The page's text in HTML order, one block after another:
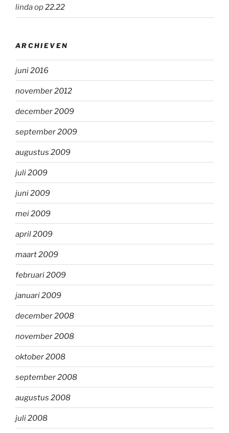
lindaop22.22
ARCHIEVEN
juni 2016
november 2012
december 2009
september 2009
augustus 2009
juli 2009
juni 2009
mei 2009
april 2009
maart 2009
februari 2009
januari 2009
december 2008
november 2008
oktober 2008
september 2008
augustus 2008
juli 2008